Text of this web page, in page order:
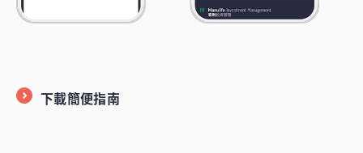
下載簡便指南